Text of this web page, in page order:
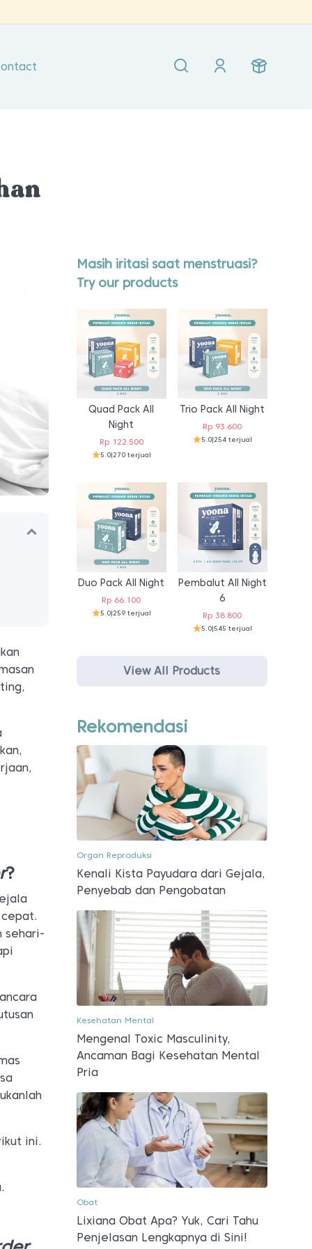
?
sehari-
ini.
Masih iritasi saat menstruasi?
Try our products
Quad Pack All
Night
Rp122.500
5.0|270 terjual
Trio Pack All Night
Rp 93.600
5.0|254 terjual
Duo Pack All Night
Rp 66.100
5.0|259 terjual
Pembalut All Night
6
Rp 38.800
5.0|545 terjual
View All Products
Rekomendasi
Organ Reproduksi
Kenali Kista Payudara dari Gejala,
Penyebab dan Pengobatan
Kesehatan Mental
Mengenal Toxic Masculinity,
Ancaman Bagi Kesehatan Mental
Pria
Obat
Lixiana Obat Apa? Yuk, Cari Tahu
Penjelasan Lengkapnya di Sini!